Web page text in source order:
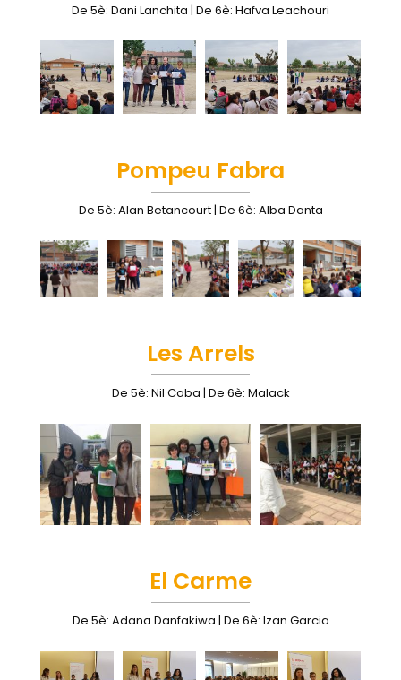
De 5è: Dani Lanchita | De 6è: Hafva Leachouri
Pompeu Fabra
De 5è: Alan Betancourt | De 6è: Alba Danta
Les Arrels
De 5è: Nil Caba | De 6è: Malack
El Carme
De 5è: Adana Danfakiwa | De 6è: Izan Garcia